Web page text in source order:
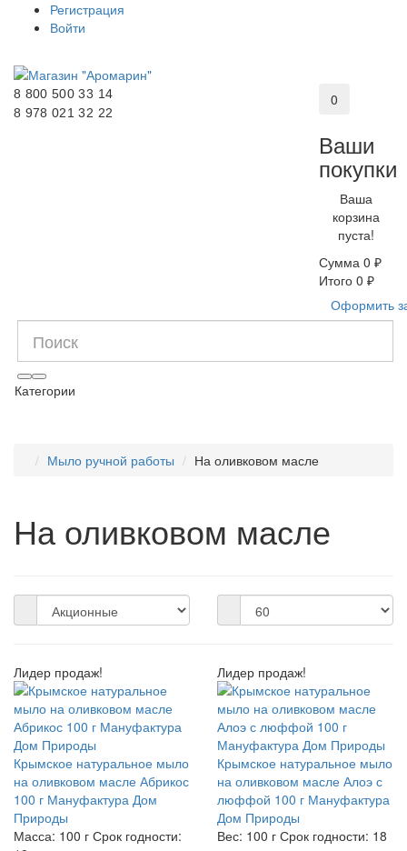
Регистрация
Войти
8 800 500 33 14
8 978 021 32 22
0
Ваши
покупки
Ваша
корзина
пуста!
Сумма 0 ₽
Итого 0 ₽
Оформить
Категории
Мыло ручной работы На оливковом масле
На оливковом масле
Лидер продаж!
Крымское натуральное мыло
на оливковом масле Абрикос
100 г Мануфактура Дом
Природы
Масса: 100 г Срок годности:
Лидер продаж!
Крымское натуральное мыло
на оливковом масле Алоэ с
люффой 100 г Мануфактура
Дом Природы
Вес: 100 г Срок годности: 18